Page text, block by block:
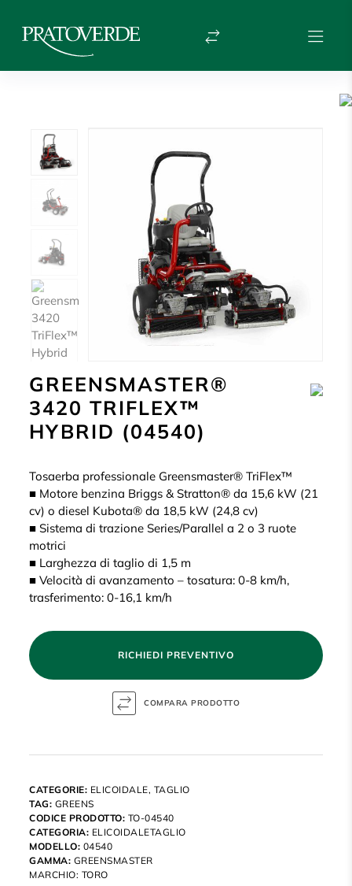
GREENSMASTER®
3420 TRIFLEX™
HYBRID (04540)
Tosaerba professionale Greensmaster® TriFlex™
■ Motore benzina Briggs & Stratton® da 15,6 kW (21
cv) o diesel Kubota® da 18,5 kW (24,8 cv)
■ Sistema di trazione Series/Parallel a 2 o 3 ruote
motrici
■ Larghezza di taglio di 1,5 m
■ Velocità di avanzamento – tosatura: 0-8 km/h,
trasferimento: 0-16,1 km/h
RICHIEDI PREVENTIVO
CATEGORIE: ELICOIDALE, TAGLIO
TAG: GREENS
CODICE PRODOTTO: TO-04540
CATEGORIA: ELICOIDALETAGLIO
MODELLO: 04540
GAMMA: GREENSMASTER
MARCHIO: TORO